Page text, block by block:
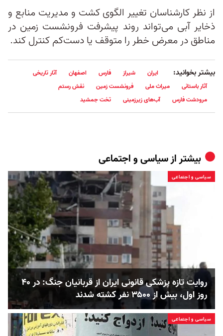
از نظر کارشناسان تغییر الگوی کشت و مدیریت منابع و
ذخایر آبی می‌تواند روند پیشرفت فرونشست زمین در
مناطق در معرض خطر را متوقف یا دست‌کم کنترل کند.
بیشتر بخوانید: ایران شیراز فارس اصفهان
آثار تاریخی
آثار باستانی
میراث ملی فرونشست زمین
نقش رستم
مرودشت فارس
آب‌های زیرزمینی تخت جمشید
بیشتر ازسیاسی و اجتماعی
سیاسی و اجتماعی
روایت تازه پزشکی قانونی ایران از قربانیان جنگ: در ۴۰
روز اول، بیش از ۳۵۰۰ نفر کشته شدند
سیاسی و اجتماعی